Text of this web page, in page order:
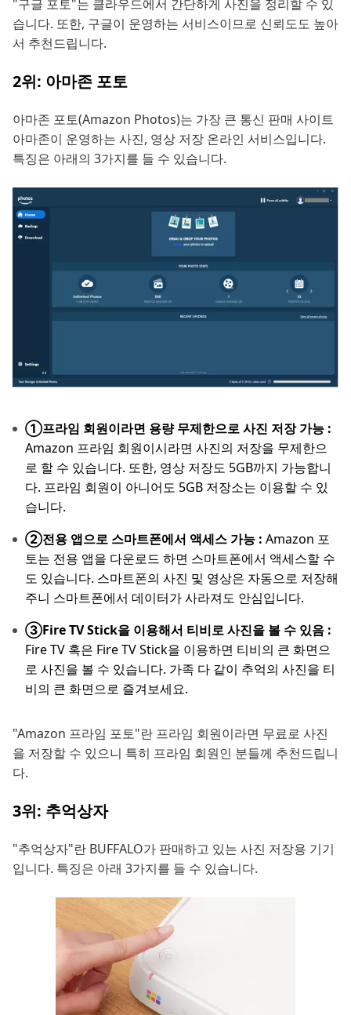
"구글 포토"는 클라우드에서 간단하게 사진을 정리할 수 있
습니다. 또한, 구글이 운영하는 서비스이므로 신뢰도도 높아
서 추천드립니다.
2위: 아마존 포토
아마존 포토(Amazon Photos)는 가장 큰 통신 판매 사이트
아마존이 운영하는 사진, 영상 저장 온라인 서비스입니다.
특징은 아래의 3가지를 들 수 있습니다.
①프라임 회원이라면 용량 무제한으로 사진 저장 가능 :
Amazon 프라임 회원이시라면 사진의 저장을 무제한으
로 할 수 있습니다. 또한, 영상 저장도 5GB까지 가능합니
다. 프라임 회원이 아니어도 5GB 저장소는 이용할 수 있
습니다.
②전용 앱으로 스마트폰에서 액세스 가능 : Amazon 포
토는 전용 앱을 다운로드 하면 스마트폰에서 액세스할 수
도 있습니다. 스마트폰의 사진 및 영상은 자동으로 저장해
주니 스마트폰에서 데이터가 사라져도 안심입니다.
③Fire TV Stick을 이용해서 티비로 사진을 볼 수 있음 :
Fire TV 혹은 Fire TV Stick을 이용하면 티비의 큰 화면으
로 사진을 볼 수 있습니다. 가족 다 같이 추억의 사진을 티
비의 큰 화면으로 즐겨보세요.
"Amazon 프라임 포토"란 프라임 회원이라면 무료로 사진
을 저장할 수 있으니 특히 프라임 회원인 분들께 추천드립니
다.
3위: 추억상자
"추억상자"란 BUFFALO가 판매하고 있는 사진 저장용 기기
입니다. 특징은 아래 3가지를 들 수 있습니다.